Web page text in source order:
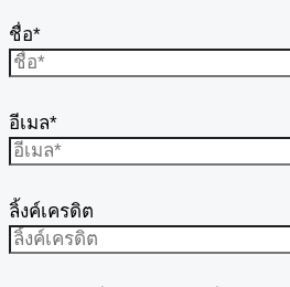
ชื่อ*
อีเมล*
ลิ้งค์เครดิต